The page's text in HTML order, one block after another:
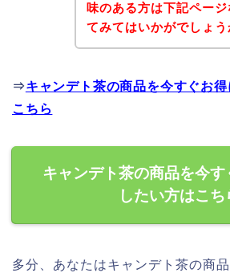
味のある方は下記ペー
てみてはいかがでしょう
⇒キャンデト茶の商品を今すぐお
こちら
キャンデト茶の商品を今す
したい方はこち
多分、あなたはキャンデト茶の商